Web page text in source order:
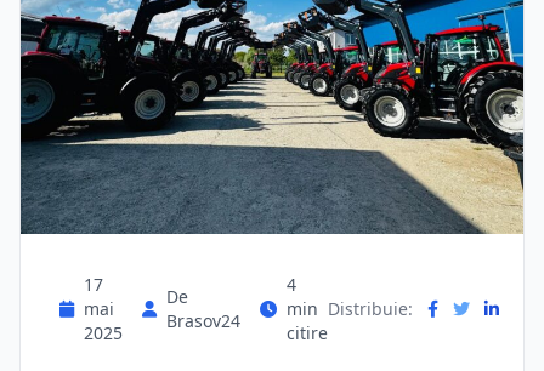
17
mai
2025
De
Brasov24
4
min
citire
Distribuie: